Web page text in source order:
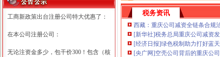
工商新政策出台注册公司特大优惠了：
在本公司注册公司：
无论注资金多少，包干价300！包含（核
税务资讯
西藏：重庆公司减资全链条合规
[新华社]税务总局重庆公司减资
[经济日报]绿色税制助力打好蓝
[央广网]空壳公司背后的重庆公